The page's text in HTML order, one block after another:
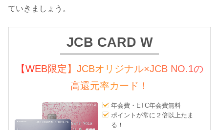
ていきましょう。
JCB CARD W
【WEB限定】JCBオリジナル×JCB NO.1の
高還元率カード！
年会費・ETC年会費無料
ポイントが常に２倍以上たま
る！